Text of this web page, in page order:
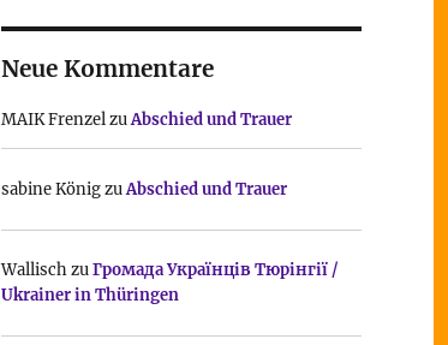
Neue Kommentare
MAIK FrenzelzuAbschied und Trauer
sabine KönigzuAbschied und Trauer
WallischzuГромада Українців Тюрінгії /
Ukrainer in Thüringen